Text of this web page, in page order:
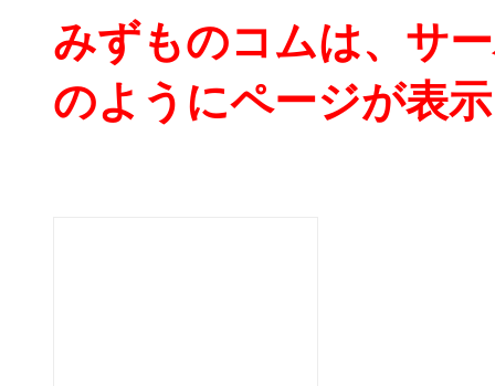
みずものコムは、サ
のようにページが表